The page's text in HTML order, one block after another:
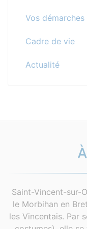
Vos démarches
Cadre de vie
Actualité
Saint-Vincent-sur-
le Morbihan en
les Vincentais. Par